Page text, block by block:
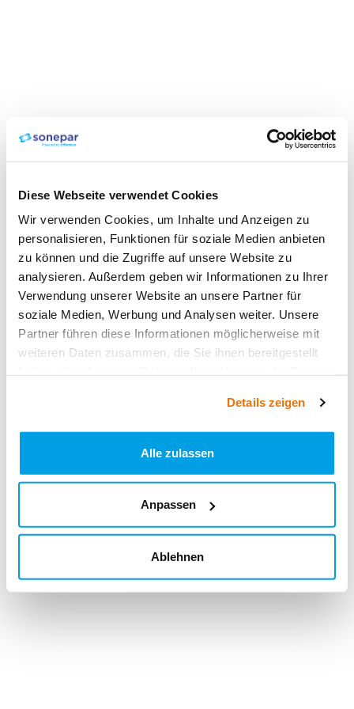
Diese Webseite verwendet Cookies
Wir verwenden Cookies, um Inhalte und Anzeigen zu
personalisieren, Funktionen für soziale Medien anbieten
zu können und die Zugriffe auf unsere Website zu
analysieren. Außerdem geben wir Informationen zu Ihrer
Verwendung unserer Website an unsere Partner für
soziale Medien, Werbung und Analysen weiter. Unsere
Partner führen diese Informationen möglicherweise mit
weiteren Daten zusammen, die Sie ihnen bereitgestellt
Details zeigen
Alle zulassen
Anpassen
Ablehnen